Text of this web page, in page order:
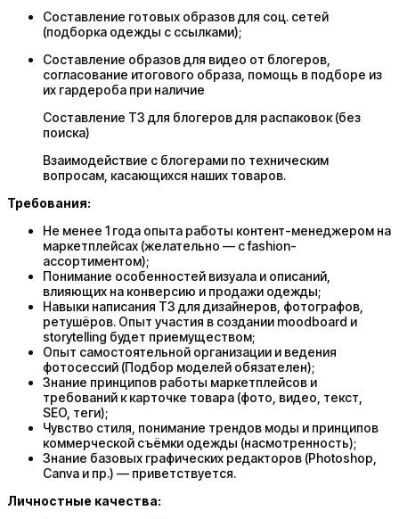
Составление готовых образов для соц. сетей
(подборка одежды с ссылками);
Составление образов для видео от блогеров,
согласование итогового образа, помощь в подборе из
их гардероба при наличие
Составление ТЗ для блогеров для распаковок (без
поиска)
Взаимодействие с блогерами по техническим
вопросам, касающихся наших товаров.
Требования:
Не менее 1 года опыта работы контент-менеджером на
маркетплейсах (желательно — с fashion-
ассортиментом);
Понимание особенностей визуала и описаний,
влияющих на конверсию и продажи одежды;
Навыки написания ТЗ для дизайнеров, фотографов,
ретушёров. Опыт участия в создании moodboard и
storytelling будет приемуществом;
Опыт самостоятельной организации и ведения
фотосессий (Подбор моделей обязателен);
Знание принципов работы маркетплейсов и
требований к карточке товара (фото, видео, текст,
SEO, теги);
Чувство стиля, понимание трендов моды и принципов
коммерческой съёмки одежды (насмотренность);
Знание базовых графических редакторов (Photoshop,
Canva и пр.) — приветствуется.
Личностные качества: